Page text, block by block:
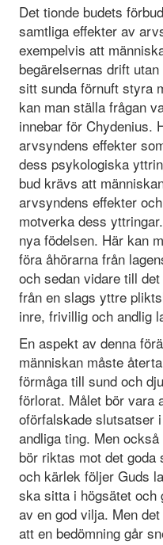
Det tionde budets
samtliga effekter av
exempelvis att
begärelsernas drift
sitt sunda förnuft styra
kan man ställa frågan
innebar för Chydenius.
arvsyndens effekter
dess psykologiska
bud krävs att
arvsyndens effekter
motverka dess
nya födelsen. Här kan
föra åhörarna från
och sedan vidare till
från en slags yttre
inre, frivillig och andlig
En aspekt av denna
människan måste
förmåga till sund och
förlorat. Målet bör vara
oförfalskade slutsatser
andliga ting. Men
bör riktas mot det
och kärlek följer Guds
ska sitta i högsätet och
av en god vilja. Men
att en bedömning går